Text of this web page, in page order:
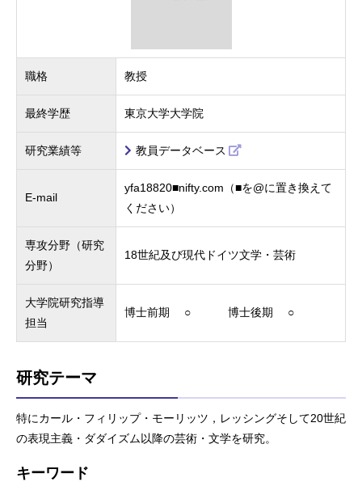
職格 教授
最終学歴 東京大学大学院
研究業績等 教員データベース
E-mail
yfa18820■nifty.com（■を@に置き換えて
ください）
専攻分野（研究
分野）
18世紀及び現代ドイツ文学・芸術
大学院研究指導
担当
博士前期 ○ 博士後期 ○
研究テーマ
特にカール・フィリップ・モーリッツ，レッシングそして20世紀
の表現主義・ダダイズム以降の芸術・文学を研究。
キーワード